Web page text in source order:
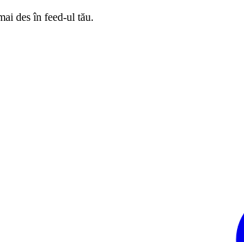
des în feed-ul tău.